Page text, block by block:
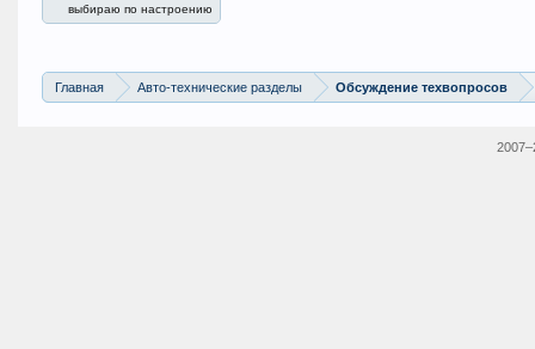
выбираю по настроению
Главная Авто-технические разделы Обсуждение техвопросов
2007–